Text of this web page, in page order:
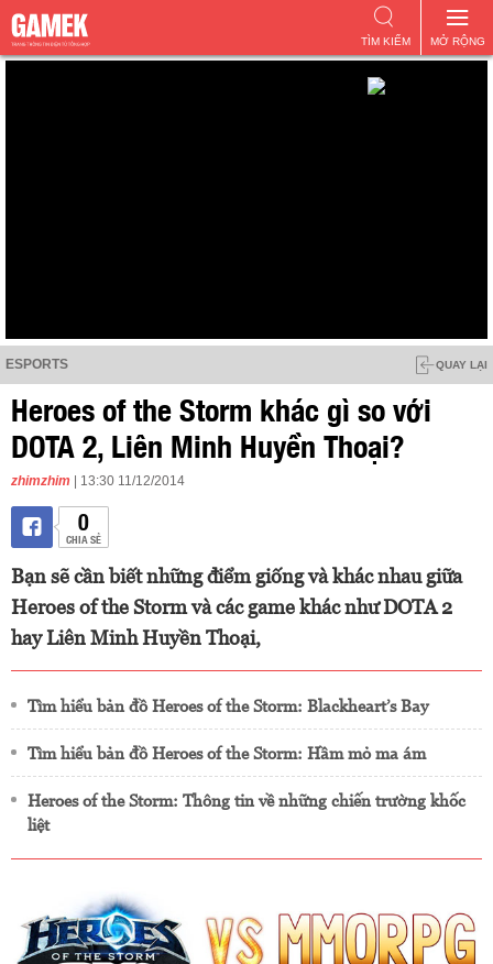
MỞ RỘNG
TÌM KIẾM
ESPORTS QUAY LẠI
Heroes of the Storm khác gì so với
DOTA 2, Liên Minh Huyền Thoại?
zhimzhim | 13:30 11/12/2014
0
CHIA SẺ
Bạn sẽ cần biết những điểm giống và khác nhau giữa
Heroes of the Storm và các game khác như DOTA 2
hay Liên Minh Huyền Thoại,
Tìm hiểu bản đồ Heroes of the Storm: Blackheart’s Bay
Tìm hiểu bản đồ Heroes of the Storm: Hầm mỏ ma ám
Heroes of the Storm: Thông tin về những chiến trường khốc
liệt